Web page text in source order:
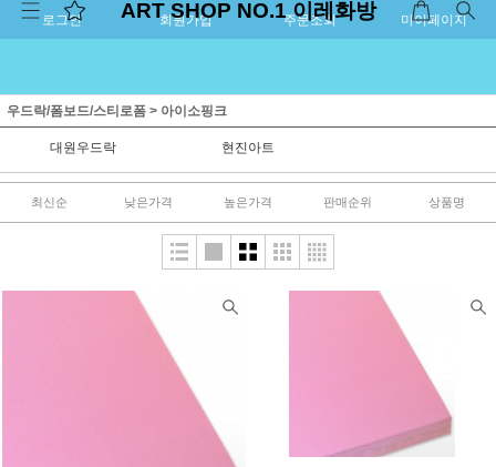
로그인 회원가입 주문조회 마이페이지
ART SHOP NO.1 이레화방
우드락/폼보드/스티로폼 > 아이소핑크
대원우드락 현진아트
최신순 낮은가격 높은가격 판매순위 상품명